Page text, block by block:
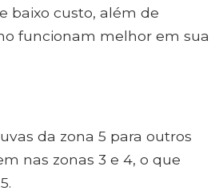
baixo custo, além de
funcionam melhor em sua
da zona 5 para outros
nas zonas 3 e 4, o que